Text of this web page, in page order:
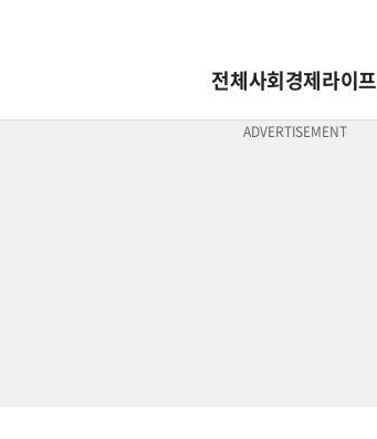
전체사회경제라이프